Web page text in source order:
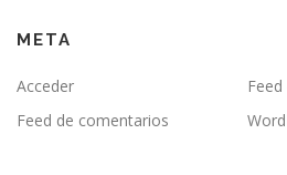
META
Acceder
Feed de comentarios